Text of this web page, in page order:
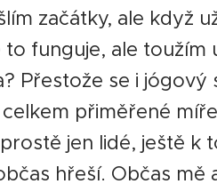
začátky, ale když
funguje, ale toužím
Přestože se i jógový
přiměřené
jen lidé, ještě k
hřeší. Občas mě